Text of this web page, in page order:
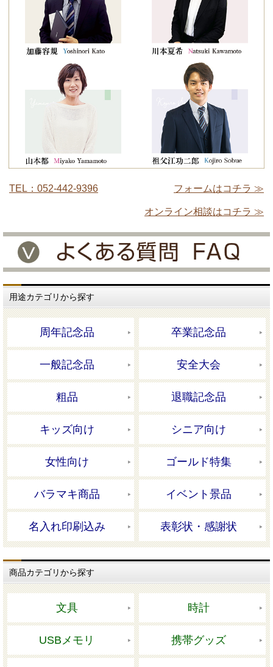
TEL：052-442-9396 フォームはコチラ ≫
オンライン相談はコチラ ≫
用途カテゴリから探す
周年記念品 卒業記念品
一般記念品 安全大会
粗品 退職記念品
キッズ向け シニア向け
女性向け ゴールド特集
バラマキ商品 イベント景品
名入れ印刷込み 表彰状・感謝状
商品カテゴリから探す
文具 時計
USBメモリ 携帯グッズ